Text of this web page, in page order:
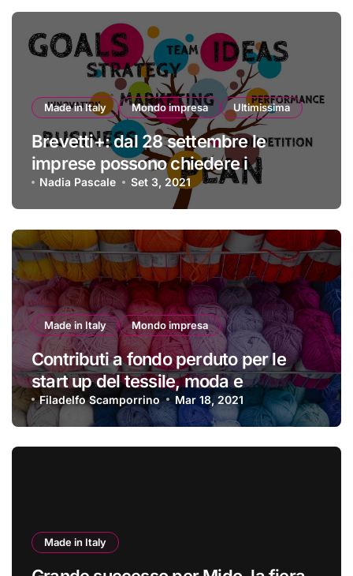
Made in Italy Mondo impresa Ultimissima
Brevetti+: dal 28 settembre le
imprese possono chiedere i
finanziamenti
Nadia Pascale Set 3, 2021
Made in Italy Mondo impresa
Contributi a fondo perduto per le
start up del tessile, moda e
accessori
Filadelfo Scamporrino Mar 18, 2021
Made in Italy